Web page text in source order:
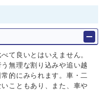
て良いとはいえません。
無理な割り込みや追い越
的にみられます。車・二
こともあり、また、車や